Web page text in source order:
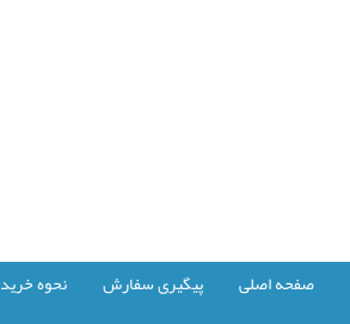
صفحه اصلی پیگیری سفارش نحوه خرید